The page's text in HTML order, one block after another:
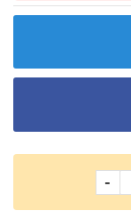
-